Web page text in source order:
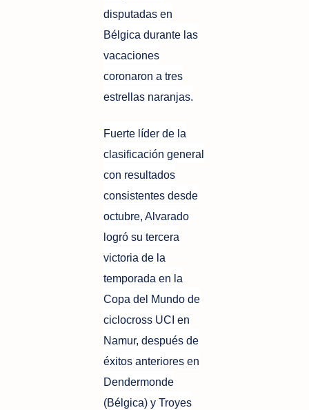
disputadas en
Bélgica durante las
vacaciones
coronaron a tres
estrellas naranjas.
Fuerte líder de la
clasificación general
con resultados
consistentes desde
octubre, Alvarado
logró su tercera
victoria de la
temporada en la
Copa del Mundo de
ciclocross UCI en
Namur, después de
éxitos anteriores en
Dendermonde
(Bélgica) y Troyes